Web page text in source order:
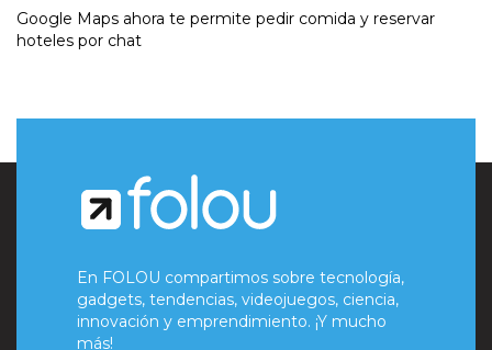
Google Maps ahora te permite pedir comida y reservar
hoteles por chat
En FOLOU compartimos sobre tecnología,
gadgets, tendencias, videojuegos, ciencia,
innovación y emprendimiento. ¡Y mucho
más!